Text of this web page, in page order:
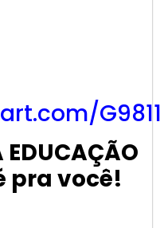
.com/
EDUCAÇÃO
pra você!